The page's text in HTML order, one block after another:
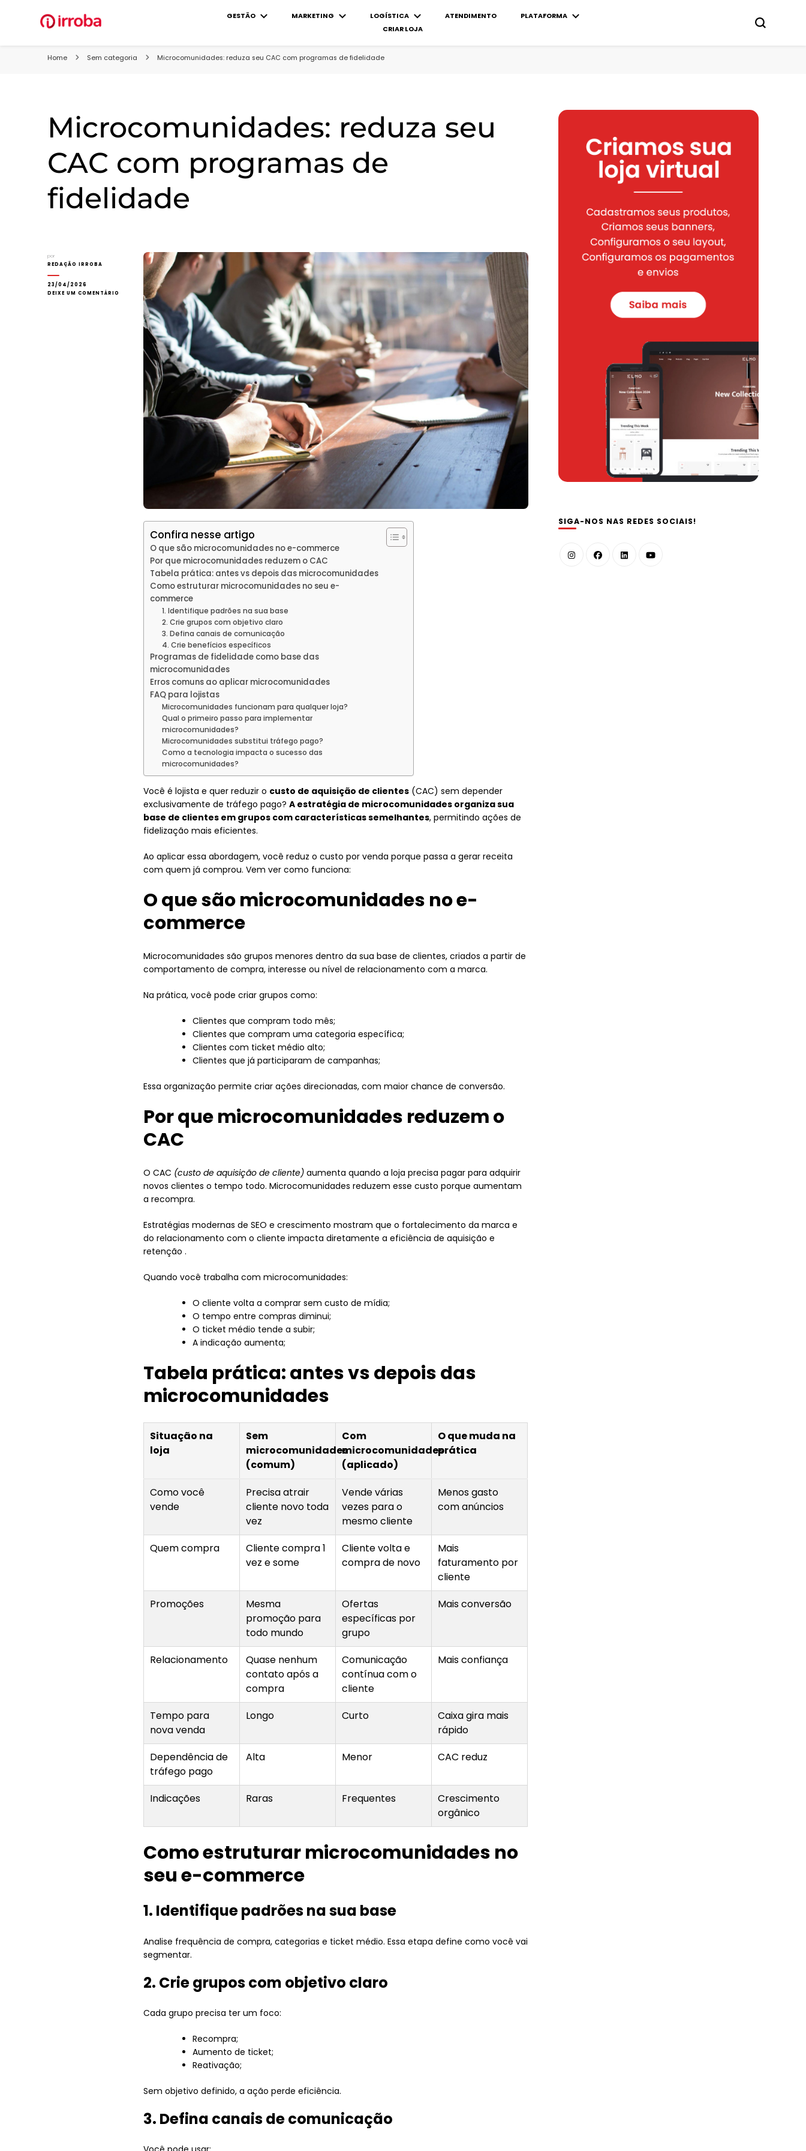
Blog Irroba
GESTÃO MARKETING LOGÍSTICA ATENDIMENTO
PLATAFORMA
CRIAR LOJA
Home Sem categoria Microcomunidades: reduza seu CAC com programas de fidelidade
Microcomunidades: reduza seu
CAC com programas de
fidelidade
por
REDAÇÃO IRROBA
23/04/2026
DEIXE UM COMENTÁRIO
MICROCOMUNIDADES:
PROGRAMAS
FIDELIDADE
Confira nesse artigo
O que são microcomunidades no e-commerce
Por que microcomunidades reduzem o CAC
Tabela prática: antes vs depois das microcomunidades
Como estruturar microcomunidades no seu e-
commerce
1. Identifique padrões na sua base
2. Crie grupos com objetivo claro
3. Defina canais de comunicação
4. Crie benefícios específicos
Programas de fidelidade como base das
microcomunidades
Erros comuns ao aplicar microcomunidades
FAQ para lojistas
Microcomunidades funcionam para qualquer loja?
Qual o primeiro passo para implementar
microcomunidades?
Microcomunidades substitui tráfego pago?
Como a tecnologia impacta o sucesso das
microcomunidades?
Você é lojista e quer reduzir o custo de aquisição de clientes (CAC) sem depender
exclusivamente de tráfego pago? A estratégia de microcomunidades organiza sua
base de clientes em grupos com características semelhantes, permitindo ações de
fidelização mais eficientes.
Ao aplicar essa abordagem, você reduz o custo por venda porque passa a gerar receita
com quem já comprou. Vem ver como funciona:
O que são microcomunidades no e-
commerce
Microcomunidades são grupos menores dentro da sua base de clientes, criados a partir de
comportamento de compra, interesse ou nível de relacionamento com a marca.
Na prática, você pode criar grupos como:
Clientes que compram todo mês;
Clientes que compram uma categoria específica;
Clientes com ticket médio alto;
Clientes que já participaram de campanhas;
Essa organização permite criar ações direcionadas, com maior chance de conversão.
Por que microcomunidades reduzem o
CAC
O CAC (custo de aquisição de cliente) aumenta quando a loja precisa pagar para adquirir
novos clientes o tempo todo. Microcomunidades reduzem esse custo porque aumentam
a recompra.
Estratégias modernas de SEO e crescimento mostram que o fortalecimento da marca e
do relacionamento com o cliente impacta diretamente a eficiência de aquisição e
retenção .
Quando você trabalha com microcomunidades:
O cliente volta a comprar sem custo de mídia;
O tempo entre compras diminui;
O ticket médio tende a subir;
A indicação aumenta;
Tabela prática: antes vs depois das
microcomunidades
Situação na
loja
Sem
microcomunidades
(comum)
Com
microcomunidades
(aplicado)
O que muda na
prática
Como você
vende
Precisa atrair
cliente novo toda
vez
Vende várias
vezes para o
mesmo cliente
Menos gasto
com anúncios
Quem compra
Cliente compra 1
vez e some
Cliente volta e
compra de novo
Mais
faturamento por
cliente
Promoções
Mesma
promoção para
todo mundo
Ofertas
específicas por
grupo
Mais conversão
Relacionamento
Quase nenhum
contato após a
compra
Comunicação
contínua com o
cliente
Mais confiança
Tempo para
nova venda
Longo Curto
Caixa gira mais
rápido
Dependência de
tráfego pago
Alta Menor CAC reduz
Indicações Raras Frequentes
Crescimento
orgânico
Como estruturar microcomunidades no
seu e-commerce
1. Identifique padrões na sua base
Analise frequência de compra, categorias e ticket médio. Essa etapa define como você vai
segmentar.
2. Crie grupos com objetivo claro
Cada grupo precisa ter um foco:
Recompra;
Aumento de ticket;
Reativação;
Sem objetivo definido, a ação perde eficiência.
3. Defina canais de comunicação
SIGA-NOS NAS REDES SOCIAIS!